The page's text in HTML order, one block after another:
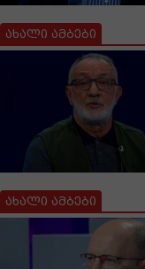
ახალი ამბები
ახალი ამბები